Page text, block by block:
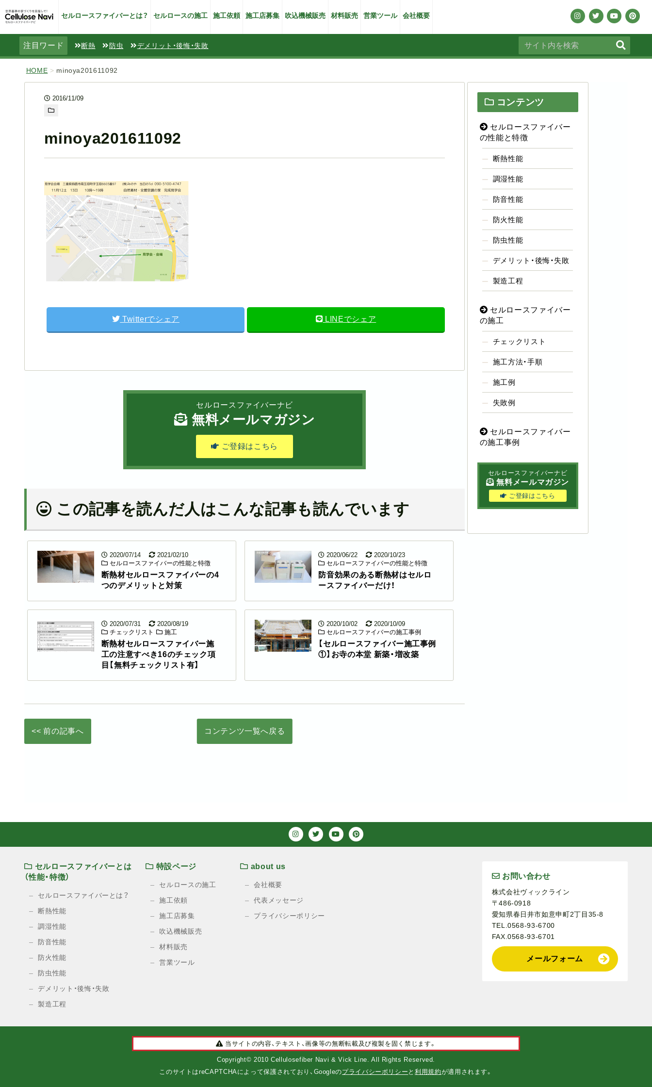
セルロースファイバーとは？ セルロースの施工 施工依頼 施工店募集 吹込機械販売 材料販売 営業ツール 会社概要
注目ワード 断熱 防虫 デメリット・後悔・失敗
HOME > minoya201611092
2016/11/09
minoya201611092
Twitterでシェア LINEでシェア
セルロースファイバーナビ
無料メールマガジン
ご登録はこちら
この記事を読んだ人はこんな記事も読んでいます
2020/07/14
2021/02/10
セルロースファイバーの性能と特徴
断熱材セルロースファイバーの4
つのデメリットと対策
2020/06/22
2020/10/23
セルロースファイバーの性能と特徴
防音効果のある断熱材はセルロ
ースファイバーだけ！
2020/07/31
2020/08/19
チェックリスト
施工
断熱材セルロースファイバー施
工の注意すべき16のチェック項
目【無料チェックリスト有】
2020/10/02
2020/10/09
セルロースファイバーの施工事例
【セルロースファイバー施工事例
①】お寺の本堂 新築・増改築
<< 前の記事へ コンテンツ一覧へ戻る
コンテンツ
セルロースファイバー
の性能と特徴
断熱性能
調湿性能
防音性能
防火性能
防虫性能
デメリット・後悔・失敗
製造工程
セルロースファイバー
の施工
チェックリスト
施工方法・手順
施工例
失敗例
セルロースファイバー
の施工事例
セルロースファイバーナビ
無料メールマガジン
ご登録はこちら
セルロースファイバーとは
（性能・特徴）
セルロースファイバーとは？
断熱性能
調湿性能
防音性能
防火性能
防虫性能
デメリット・後悔・失敗
製造工程
特設ページ
セルロースの施工
施工依頼
施工店募集
吹込機械販売
材料販売
営業ツール
about us
会社概要
代表メッセージ
プライバシーポリシー
お問い合わせ
株式会社ヴィックライン
〒486-0918
愛知県春日井市如意申町2丁目35-8
TEL.0568-93-6700
FAX.0568-93-6701
メールフォーム
当サイトの内容、テキスト、画像等の無断転載及び複製を固く禁じます。
Copyright© 2010 Cellulosefiber Navi & Vick Line. All Rights Reserved.
このサイトはreCAPTCHAによって保護されており、Googleのプライバシーポリシー と利用規約が適用されます。